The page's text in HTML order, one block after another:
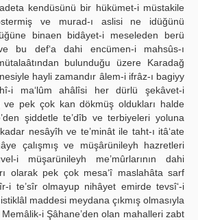
kendüsünü bir hükümet-i müstakile
ve murad-ı aslisi ne idüğünü
binaen bidâyet-i meseleden berü
bu def‘a dahi encümen-i mahsûs-ı
bulunduğu üzere Karadağ
hayli zamandır âlem-i ifrâz-ı bagiyy
i ma‘lûm ahâlîsi her dürlü şekâvet-i
ve pek çok kan dökmüş oldukları halde
şiddetle te’dîb ve terbiyeleri yoluna
nesâyîh ve te’minât ile taht-ı itâ‘ate
çalışmış ve müşârünileyh hazretleri
i müşarünileyh me’mûrlarının dahi
olarak pek çok mesa‘î maslahâta sarf
i te’sîr olmayup nihâyet emirde tevsî‘-i
maddesi meydana çıkmış olmasıyla
i Şâhane’den olan mahalleri zabt